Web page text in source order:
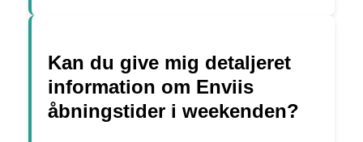
Kan du give mig detaljeret
information om Enviis
åbningstider i weekenden?